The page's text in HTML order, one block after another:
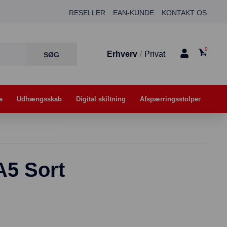
RESELLER EAN-KUNDE KONTAKT OS
Erhverv / Privat
0
Udhængsskab Digital skiltning Afspærringsstolper
Sort